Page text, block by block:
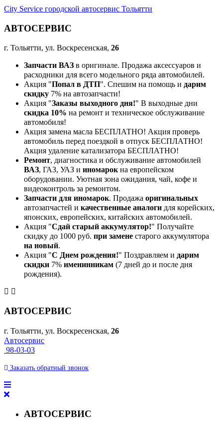
City Service городской автосервис Тольятти
АВТОСЕРВИС
г. Тольятти, ул. Воскресенская, 26
Запчасти ВАЗ в оригинале. Продажа аксессуаров и
расходники для всего модельного ряда автомобилей.
Акция "Попал в ДТП". Спешим на помощь и дарим
скидку 7% на автозапчасти!
Акция "Заказы выходного дня!" В выходные дни
скидка 10% на ремонт и техническое обслуживание
автомобиля!
Акция замена масла БЕСПЛАТНО! Акция проверь
автомобиль перед поездкой в отпуск БЕСПЛАТНО!
Акция удаление катализатора БЕСПЛАТНО!
Ремонт, диагностика и обслуживание автомобилей
ВАЗ, ГАЗ, УАЗ и иномарокна европейском
оборудовании. Уютная зона ожидания, чай, кофе и
видеоконтроль за ремонтом.
Запчасти для иномарок. Продажа оригинальных
автозапчастей и качественные аналоги для корейских,
японских, европейских, китайских автомобилей.
Акция "Сдай старый аккумулятор!" Получайте
скидку до 1000 руб. при замене старого аккумулятора
на новый.
Акция "С Днем рождения!" Поздравляем и дарим
скидки 7% именинникам (7 дней до и после дня
рождения).
АВТОСЕРВИС
г. Тольятти, ул. Воскресенская, 26
Автосервис
98-03-03
Заказать обратный звонок
АВТОСЕРВИС